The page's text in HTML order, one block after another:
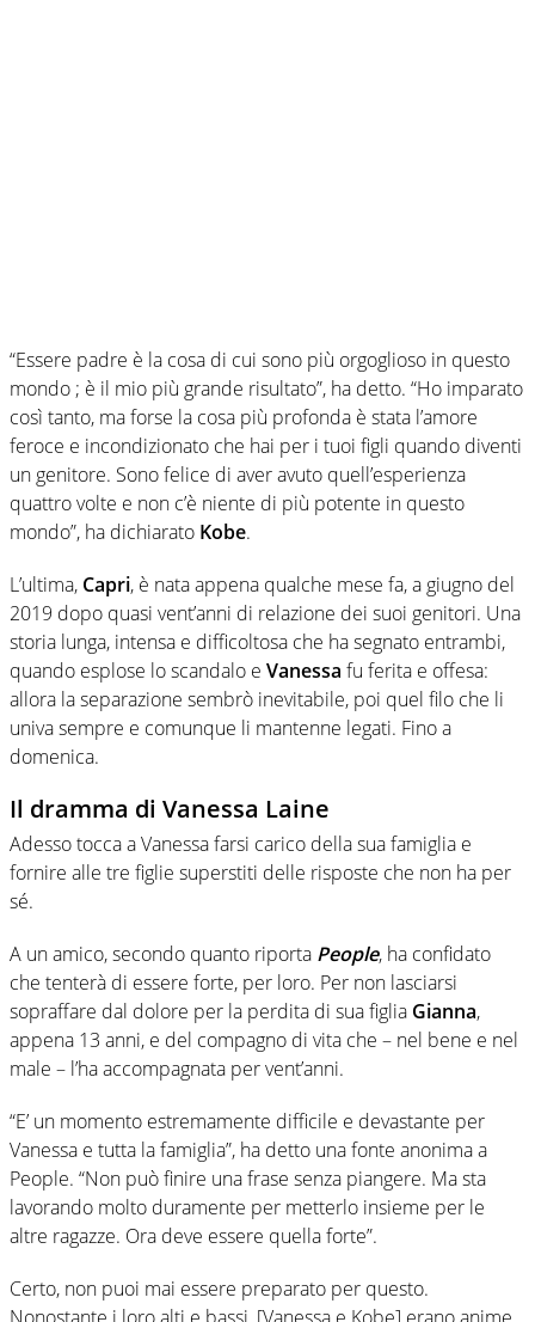
“Essere padre è la cosa di cui sono più orgoglioso in questo
mondo ; è il mio più grande risultato”, ha detto. “Ho imparato
così tanto, ma forse la cosa più profonda è stata l’amore
feroce e incondizionato che hai per i tuoi figli quando diventi
un genitore. Sono felice di aver avuto quell’esperienza
quattro volte e non c’è niente di più potente in questo
mondo”, ha dichiarato Kobe.
L’ultima, Capri, è nata appena qualche mese fa, a giugno del
2019 dopo quasi vent’anni di relazione dei suoi genitori. Una
storia lunga, intensa e difficoltosa che ha segnato entrambi,
quando esplose lo scandalo e Vanessa fu ferita e offesa:
allora la separazione sembrò inevitabile, poi quel filo che li
univa sempre e comunque li mantenne legati. Fino a
domenica.
Il dramma di Vanessa Laine
Adesso tocca a Vanessa farsi carico della sua famiglia e
fornire alle tre figlie superstiti delle risposte che non ha per
sé.
A un amico, secondo quanto riporta People, ha confidato
che tenterà di essere forte, per loro. Per non lasciarsi
sopraffare dal dolore per la perdita di sua figlia Gianna,
appena 13 anni, e del compagno di vita che – nel bene e nel
male – l’ha accompagnata per vent’anni.
“E’ un momento estremamente difficile e devastante per
Vanessa e tutta la famiglia”, ha detto una fonte anonima a
People. “Non può finire una frase senza piangere. Ma sta
lavorando molto duramente per metterlo insieme per le
altre ragazze. Ora deve essere quella forte”.
Certo, non puoi mai essere preparato per questo.